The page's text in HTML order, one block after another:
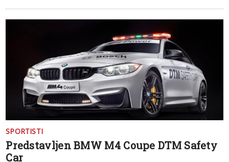
SPORTISTI
Predstavljen BMW M4 Coupe DTM Safety
Car